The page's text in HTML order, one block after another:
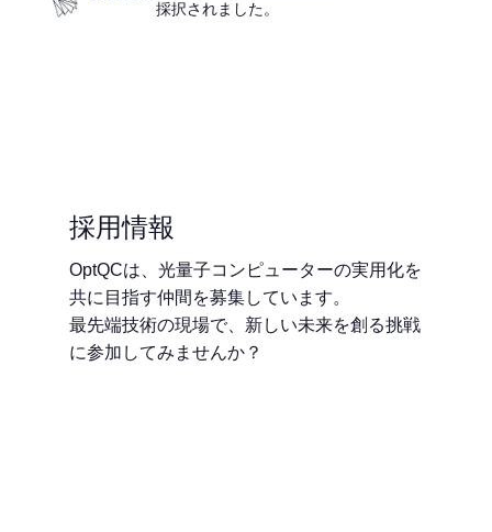
採択されました。
採用情報
OptQCは、光量子コンピューターの実用化を
共に目指す仲間を募集しています。
最先端技術の現場で、新しい未来を創る挑戦
に参加してみませんか？